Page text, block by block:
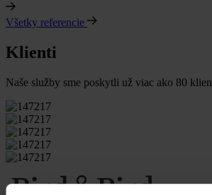
Všetky referencie
Klienti
Naše služby sme poskytli už viac ako 80